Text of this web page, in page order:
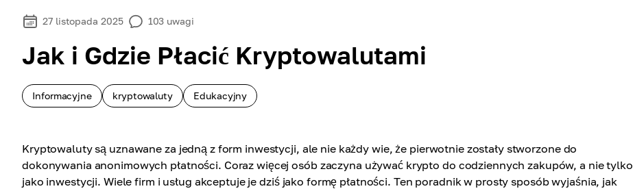
27 listopada 2025 103 uwagi
Jak i Gdzie Płacić Kryptowalutami
Informacyjne kryptowaluty Edukacyjny
Kryptowaluty są uznawane za jedną z form inwestycji, ale nie każdy wie, że pierwotnie zostały stworzone do
dokonywania anonimowych płatności. Coraz więcej osób zaczyna używać krypto do codziennych zakupów, a nie tylko
jako inwestycji. Wiele firm i usług akceptuje je dziś jako formę płatności. Ten poradnik w prosty sposób wyjaśnia, jak